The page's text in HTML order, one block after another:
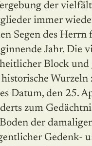
der
immer
Segen des Herrn
Jahr. Die
Block und
Wurzeln
Datum, den 25.
zum
der
Gedenk-